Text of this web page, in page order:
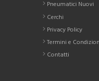
Pneumatici Nuovi
Cerchi
Privacy Policy
Termini e
Contatti